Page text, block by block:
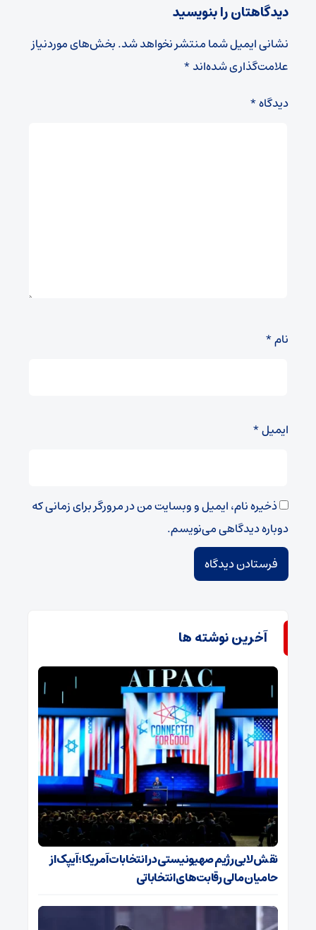
دیدگاهتان را بنویسید
نشانی ایمیل شما منتشر نخواهد شد.بخش‌های موردنیاز
علامت‌گذاری شده‌اند*
دیدگاه*
نام*
ایمیل*
ذخیره نام، ایمیل و وبسایت من در مرورگر برای زمانی که
دوباره دیدگاهی می‌نویسم.
آخرین نوشته ها
نقش لابی رژیم صهیونیستی در انتخابات آمریکا؛ آیپک از
حامیان مالی رقابت‌های انتخاباتی